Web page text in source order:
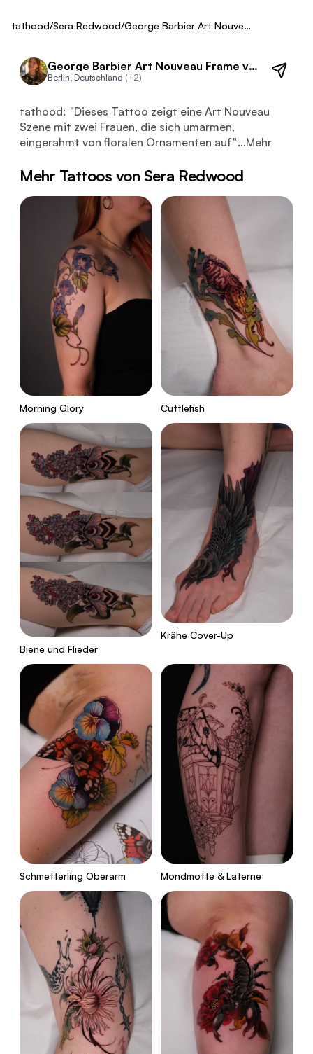
tathood/Sera Redwood/ George Barbier Art Nouveau Frame
George Barbier Art Nouveau Frame von Sera Redwood
Berlin, Deutschland (+2)
Dieses Tattoo zeigt eine Art Nouveau Szene mit zwei
tathood: "Dieses Tattoo zeigt eine Art Nouveau
Szene mit zwei Frauen, die sich umarmen,
eingerahmt von floralen Ornamenten auf"...Mehr
Mehr Tattoos von Sera Redwood
Morning Glory Cuttlefish
Biene und Flieder
Krähe Cover-Up
Schmetterling Oberarm Mondmotte & Laterne